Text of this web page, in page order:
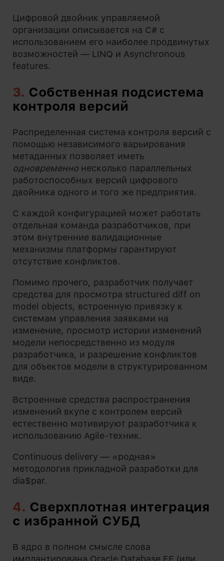
Цифровой двойник управляемой
организации описывается на C# с
использованием его наиболее продвинутых
возможностей — LINQ и Asynchronous
features.
3. Собственная подсистема
контроля версий
Распределенная система контроля версий с
помощью независимого варьирования
метаданных позволяет иметь
одновременно несколько параллельных
работоспособных версий цифрового
двойника одного и того же предприятия.
С каждой конфигурацией может работать
отдельная команда разработчиков, при
этом внутренние валидационные
механизмы платформы гарантируют
отсутствие конфликтов.
Помимо прочего, разработчик получает
средства для просмотра structured diff on
model objects, встроенную привязку к
системам управления заявками на
изменение, просмотр истории изменений
модели непосредственно из модуля
разработчика, и разрешение конфликтов
для объектов модели в структурированном
виде.
Встроенные средства распространения
изменений вкупе с контролем версий
естественно мотивируют разработчика к
использованию Agile-техник.
Сontinuous delivery — «родная»
методология прикладной разработки для
dia$par.
4. Сверхплотная интеграция
с избранной СУБД
В ядро в полном смысле слова
имплантирована Oracle Database EE (или